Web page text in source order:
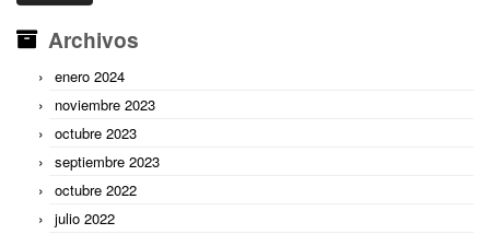
Archivos
enero 2024
noviembre 2023
octubre 2023
septiembre 2023
octubre 2022
julio 2022